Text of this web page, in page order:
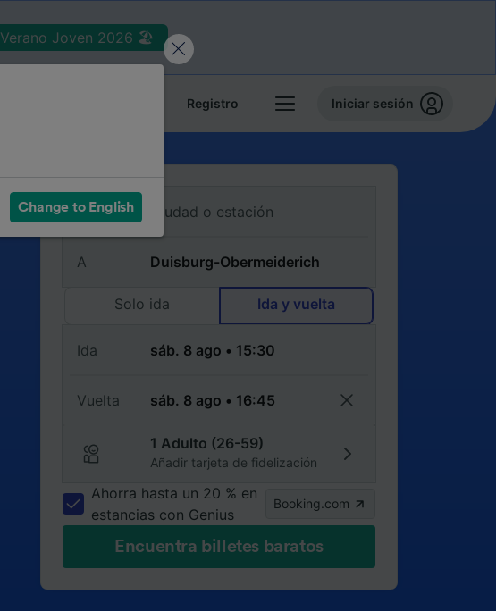
Verano Joven 2026 🏖️
Registro Iniciar sesión
De
A
Solo ida Ida y vuelta
Ida
Vuelta
1 Adulto (26-59)
Añadir tarjeta de fidelización
Ahorra hasta un 20 % en
estancias con Genius
Booking.com
Encuentra billetes baratos
Change to English